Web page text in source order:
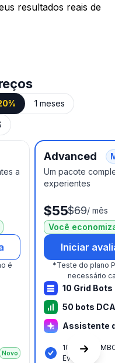
resultados reais de
1 meses
a
é
Novo
Advanced
Um pacote
experientes
$55$69/ mês
Você
Iniciar
*Teste do plano
necessário
10 Grid
50 bots
Assistente
10 bots
Evedex